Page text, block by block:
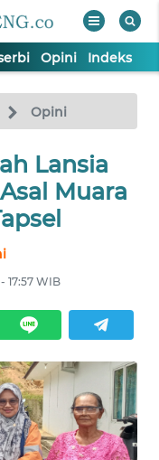
Opini Indeks
Opini
Lansia
Muara
17:57 WIB